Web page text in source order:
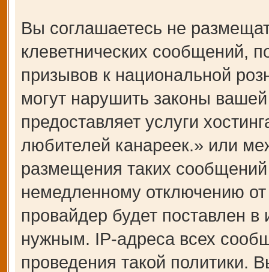
Вы соглашаетесь не
клеветнических сообщений,
призывов к национальной
могут нарушить законы
предоставляет услуги
любителей канареек.» или
размещения таких
немедленному отключению
провайдер будет поставлен
нужным. IP-адреса всех
проведения такой политики.